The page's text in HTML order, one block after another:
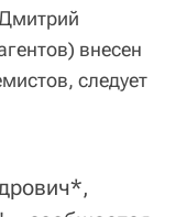
внесен
следует